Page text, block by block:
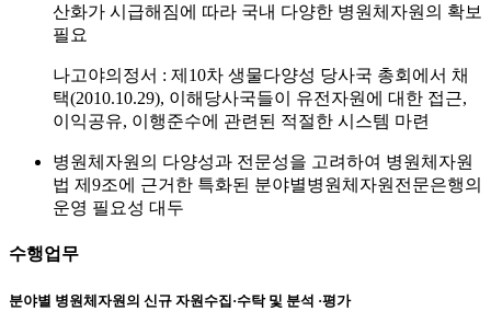
산화가 시급해짐에 따라 국내 다양한 병원체자원의 확보
필요
나고야의정서 : 제10차 생물다양성 당사국 총회에서 채
택(2010.10.29), 이해당사국들이 유전자원에 대한 접근,
이익공유, 이행준수에 관련된 적절한 시스템 마련
병원체자원의 다양성과 전문성을 고려하여 병원체자원
법 제9조에 근거한 특화된 분야별병원체자원전문은행의
운영 필요성 대두
수행업무
분야별 병원체자원의 신규 자원수집·수탁 및 분석 ·평가